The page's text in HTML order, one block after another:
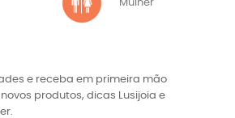
Mulher
e receba em primeira mão
produtos, dicas Lusijoia e